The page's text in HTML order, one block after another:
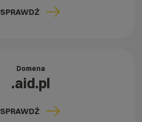
SPRAWDŹ
Domena
.aid.pl
SPRAWDŹ